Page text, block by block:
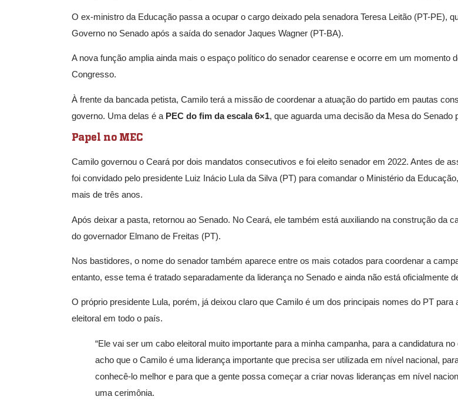
O ex-ministro da Educação passa a ocupar o cargo deixado pela senadora Teresa Leitão (PT-PE),
Governo no Senado após a saída do senador Jaques Wagner (PT-BA).
A nova função amplia ainda mais o espaço político do senador cearense e ocorre em um momento
Congresso.
À frente da bancada petista, Camilo terá a missão de coordenar a atuação do partido em pautas
governo. Uma delas é a PEC do fim da escala 6×1, que aguarda uma decisão da Mesa do Senado
Papel no MEC
Camilo governou o Ceará por dois mandatos consecutivos e foi eleito senador em 2022. Antes de
foi convidado pelo presidente Luiz Inácio Lula da Silva (PT) para comandar o Ministério da
mais de três anos.
Após deixar a pasta, retornou ao Senado. No Ceará, ele também está auxiliando na construção da
do governador Elmano de Freitas (PT).
Nos bastidores, o nome do senador também aparece entre os mais cotados para coordenar a
entanto, esse tema é tratado separadamente da liderança no Senado e ainda não está oficialmente
O próprio presidente Lula, porém, já deixou claro que Camilo é um dos principais nomes do PT para
eleitoral em todo o país.
“Ele vai ser um cabo eleitoral muito importante para a minha campanha, para a candidatura
acho que o Camilo é uma liderança importante que precisa ser utilizada em nível nacional,
conhecê-lo melhor e para que a gente possa começar a criar novas lideranças em nível
uma cerimônia.